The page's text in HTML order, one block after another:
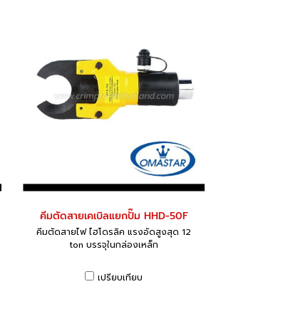
คีมตัดสายเคเบิลแยกปั๊ม HHD-50F
คีมตัดสายไฟ ไฮโดรลิค แรงอัดสูงสุด 12
ton บรรจุในกล่องเหล็ก
เปรียบเทียบ